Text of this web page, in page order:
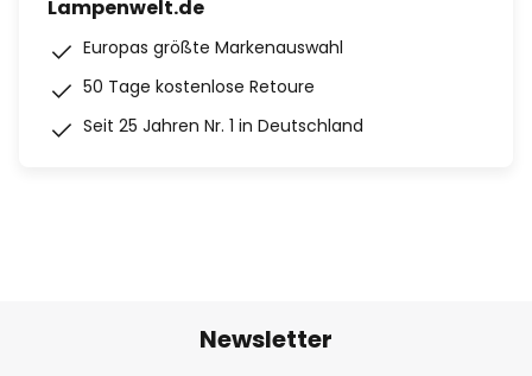
Lampenwelt.de
Europas größte Markenauswahl
50 Tage kostenlose Retoure
Seit 25 Jahren Nr. 1 in Deutschland
Newsletter